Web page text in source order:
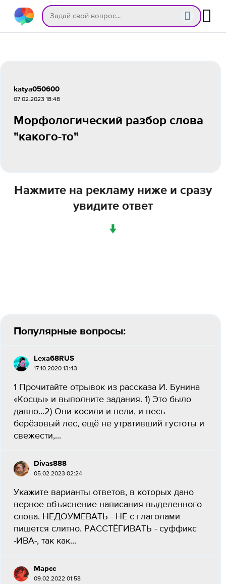
katya050600
07.02.2023 18:48
Морфологический разбор слова
"какого-то"
Нажмите на рекламу ниже и сразу
увидите ответ
↓
Популярные вопросы:
Lexa68RUS
17.10.2020 13:43
1 Прочитайте отрывок из рассказа И. Бунина
«Косцы» и выполните задания. 1) Это было
давно…2) Они косили и пели, и весь
берёзовый лес, ещё не утративший густоты и
свежести,...
Divas888
05.02.2023 02:24
Укажите варианты ответов, в которых дано
верное объяснение написания выделенного
слова. НЕДОУМЕВАТЬ - НЕ с глаголами
пишется слитно. РАССТЁГИВАТЬ - суффикс
-ИВА-, так как...
Мaрсс
09.02.2022 01:58